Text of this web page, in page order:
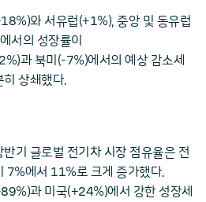
18%)와 서유럽(+1%), 중앙 및 동유럽
서의 성장률이
2%)과 북미(-7%)에서의 예상 감소세
히 상쇄했다.
반기 글로벌 전기차 시장 점유율은 전
7%에서 11%로 크게 증가했다.
89%)과 미국(+24%)에서 강한 성장세